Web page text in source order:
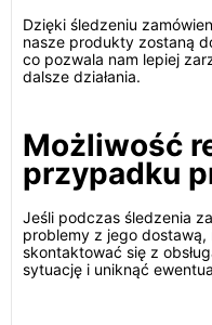
Dzięki śledzeniu
nasze produkty zostaną
co pozwala nam lepiej
dalsze działania.
Możliwość
przypadku
Jeśli podczas śledzenia
problemy z jego
skontaktować się z
sytuację i uniknąć